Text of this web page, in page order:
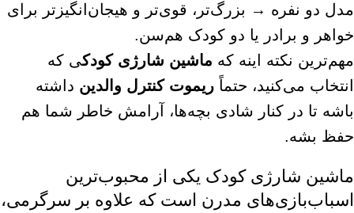
مدل دو نفره → بزرگ‌تر، قوی‌تر و هیجان‌انگیزتر برای
خواهر و برادر یا دو کودک هم‌سن.
مهم‌ترین نکته اینه که ماشین شارژی کودکی که
انتخاب می‌کنید، حتماً ریموت کنترل والدین داشته
باشه تا در کنار شادی بچه‌ها، آرامش خاطر شما هم
حفظ بشه.
ماشین شارژی کودک یکی از محبوب‌ترین
اسباب‌بازی‌های مدرن است که علاوه بر سرگرمی،